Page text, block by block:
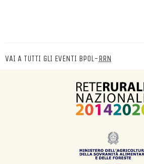
VAI A TUTTI GLI EVENTI BPOL-RRN